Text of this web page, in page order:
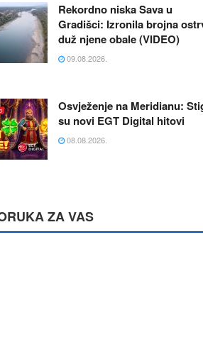
Rekordno niska Sava u
Gradišci: Izronila brojna
duž njene obale (VIDEO)
09.08.2026.
Osvježenje na Meridianu:
su novi EGT Digital hitovi
08.08.2026.
ZA VAS